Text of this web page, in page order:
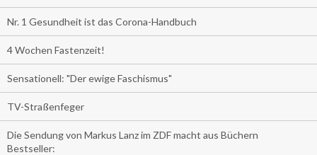
Nr. 1 Gesundheit ist das Corona-Handbuch
4 Wochen Fastenzeit!
Sensationell: "Der ewige Faschismus"
TV-Straßenfeger
Die Sendung von Markus Lanz im ZDF macht aus Büchern
Bestseller: